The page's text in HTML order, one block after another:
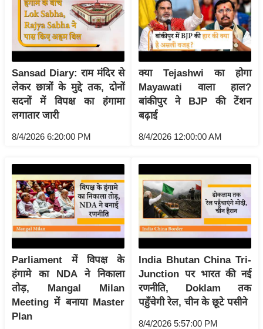
शि
रा
नी
ति
वि
श्ले
ष
म
सा
म
यि
क
मा
तृ
भू
मि
Sansad Diary: राम मंदिर से
लेकर छात्रों के मुद्दे तक, दोनों
सदनों में विपक्ष का हंगामा
लगातार जारी
8/4/2026 6:20:00 PM
क्या Tejashwi का होगा
Mayawati वाला हाल?
बांकीपुर ने BJP की टेंशन
बढ़ाई
8/4/2026 12:00:00 AM
Parliament में विपक्ष के
हंगामे का NDA ने निकाला
तोड़, Mangal Milan
Meeting में बनाया Master
Plan
India Bhutan China Tri-
Junction पर भारत की नई
रणनीति, Doklam तक
पहुँचेगी रेल, चीन के छूटे पसीने
8/4/2026 5:57:00 PM